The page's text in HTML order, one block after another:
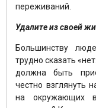
переживаний.
Удалите из своей
Большинству
трудно сказать
должна быть
честно взглянуть
на окружающих